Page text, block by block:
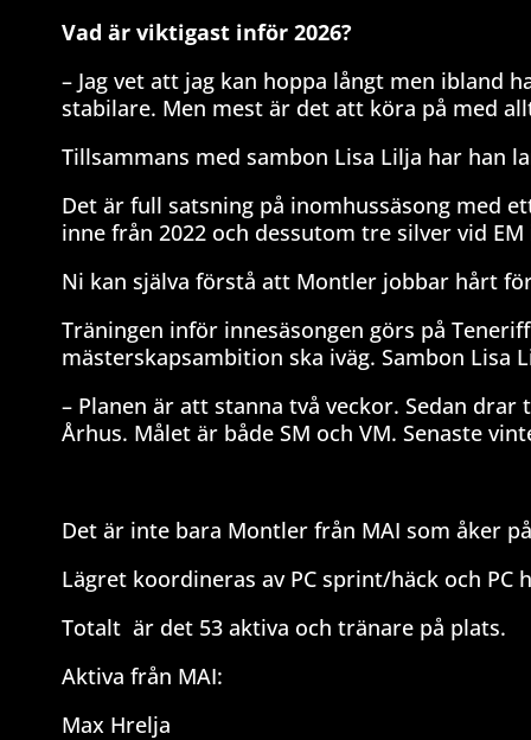
Vad är viktigast inför 2026?
– Jag vet att jag kan hoppa långt men ibland
stabilare. Men mest är det att köra på med
Tillsammans med sambon Lisa Lilja har han
Det är full satsning på inomhussäsong med
inne från 2022 och dessutom tre silver vid
Ni kan själva förstå att Montler jobbar hårt
Träningen inför innesäsongen görs på
mästerskapsambition ska iväg. Sambon Lisa
– Planen är att stanna två veckor. Sedan
Århus. Målet är både SM och VM. Senaste
Det är inte bara Montler från MAI som åker
Lägret koordineras av PC sprint/häck och PC
Totalt är det 53 aktiva och tränare på plats.
Aktiva från MAI:
Max Hrelja